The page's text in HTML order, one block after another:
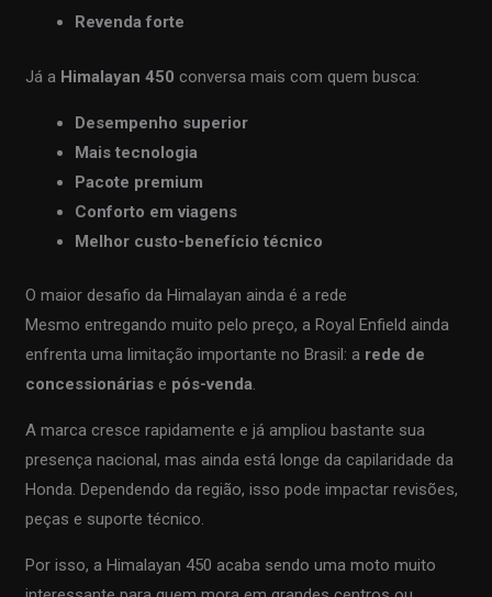
Revenda forte
Já a Himalayan 450 conversa mais com quem busca:
Desempenho superior
Mais tecnologia
Pacote premium
Conforto em viagens
Melhor custo-benefício técnico
O maior desafio da Himalayan ainda é a rede
Mesmo entregando muito pelo preço, a Royal Enfield ainda
enfrenta uma limitação importante no Brasil: a rede de
concessionárias e pós-venda.
A marca cresce rapidamente e já ampliou bastante sua
presença nacional, mas ainda está longe da capilaridade da
Honda. Dependendo da região, isso pode impactar revisões,
peças e suporte técnico.
Por isso, a Himalayan 450 acaba sendo uma moto muito